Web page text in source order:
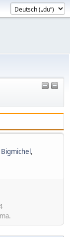
Bigmichel,